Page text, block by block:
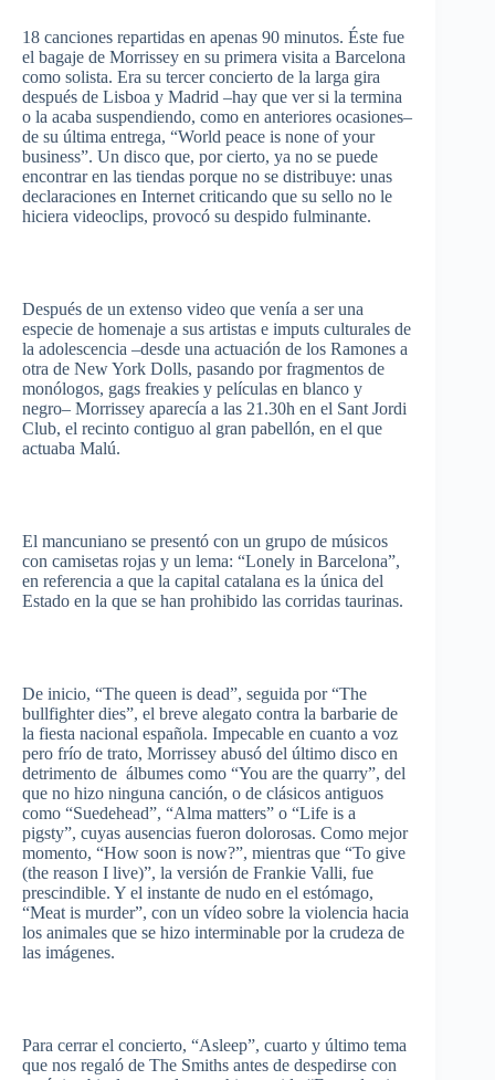
18 canciones repartidas en apenas 90 minutos. Éste fue
el bagaje de Morrissey en su primera visita a Barcelona
como solista. Era su tercer concierto de la larga gira
después de Lisboa y Madrid –hay que ver si la termina
o la acaba suspendiendo, como en anteriores ocasiones–
de su última entrega, “World peace is none of your
business”. Un disco que, por cierto, ya no se puede
encontraren las tiendas porque no se distribuye: unas
declaraciones en Internet criticando que su sello no le
hiciera videoclips, provocó su despido fulminante.
Después de un extenso video que venía a ser una
especie de homenaje a sus artistas e imputs culturales de
la adolescencia –desde una actuación de los Ramones a
otra de New York Dolls, pasando por fragmentos de
monólogos, gags freakies y películas en blanco y
negro– Morrissey aparecía a las 21.30h en el Sant Jordi
Club, el recinto contiguo al gran pabellón, en el que
actuaba Malú.
El mancuniano se presentó con un grupo de músicos
con camisetas rojas y un lema: “Lonely in Barcelona”,
en referencia a que la capital catalana es la única del
Estado en la que se han prohibido las corridas taurinas.
De inicio, “The queen is dead”, seguida por“The
bullfighter dies”, el breve alegato contra la barbarie de
la fiesta nacional española. Impecable en cuanto a voz
pero frío de trato, Morrissey abusó del último disco en
detrimento de álbumes como “You are the quarry”, del
que no hizo ninguna canción, o de clásicos antiguos
como “Suedehead”, “Alma matters” o “Life is a
pigsty”, cuyas ausencias fueron dolorosas. Como mejor
momento, “How soon is now?”, mientras que “To give
(the reason I live)”, la versión de Frankie Valli, fue
prescindible. Y el instante de nudo en el estómago,
“Meat is murder”, con un vídeo sobre la violencia hacia
los animales que se hizo interminable porla crudeza de
las imágenes.
Para cerrarel concierto, “Asleep”, cuarto y último tema
que nos regaló de The Smiths antes de despedirse con